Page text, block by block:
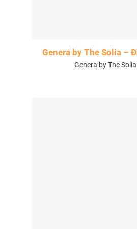
Genera by The Solia –
Genera by The